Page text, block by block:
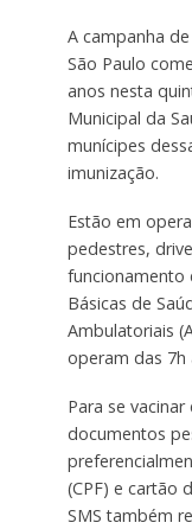
A campanha
São Paulo
anos nesta
Municipal da
munícipes
imunização.
Estão em
pedestres,
funcionamento
Básicas de
Ambulatoriais
operam das 7h
Para se
documentos
(CPF) e cartão
SMS também